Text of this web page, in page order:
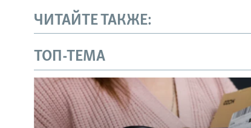
ЧИТАЙТЕ ТАКЖЕ:
ТОП-ТЕМА